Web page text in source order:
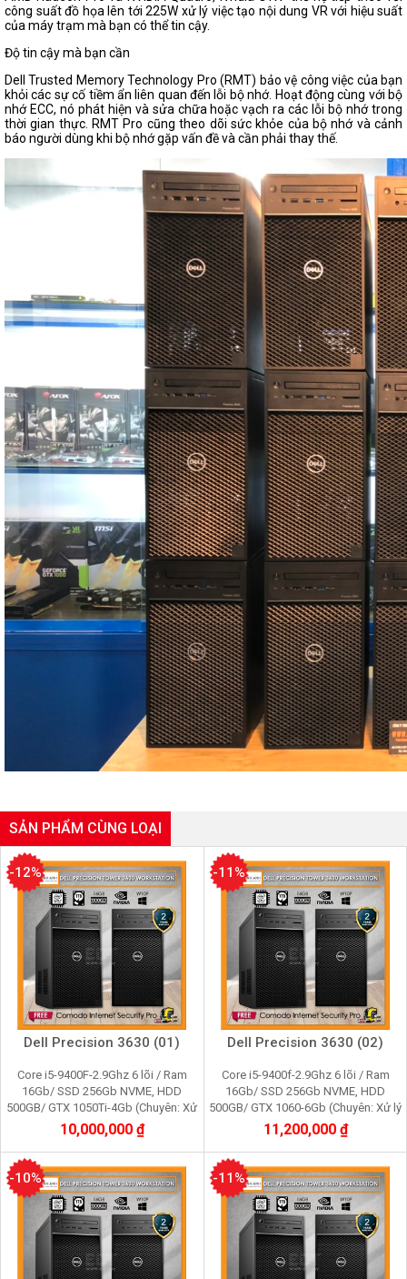
công suất đồ họa lên tới 225W xử lý việc tạo nội dung VR với hiệu suất
của máy trạm mà bạn có thể tin cậy.
Độ tin cậy mà bạn cần
Dell Trusted Memory Technology Pro (RMT) bảo vệ công việc của bạn
khỏi các sự cố tiềm ẩn liên quan đến lỗi bộ nhớ. Hoạt động cùng với bộ
nhớ ECC, nó phát hiện và sửa chữa hoặc vạch ra các lỗi bộ nhớ trong
thời gian thực. RMT Pro cũng theo dõi sức khỏe của bộ nhớ và cảnh
báo người dùng khi bộ nhớ gặp vấn đề và cần phải thay thế.
SẢN PHẨM CÙNG LOẠI
Dell Precision 3630 (01)
Core i5-9400F-2.9Ghz 6 lõi / Ram
16Gb/ SSD 256Gb NVME, HDD
500GB/ GTX 1050Ti-4Gb (Chuyên: Xử
lý đồ họa 3Dmax, photo shop, corel,
film 2K, cầy game)
10,000,000 ₫
-12%
Dell Precision 3630 (02)
Core i5-9400f-2.9Ghz 6 lõi / Ram
16Gb/ SSD 256Gb NVME, HDD
500GB/ GTX 1060-6Gb (Chuyên: Xử lý
đồ họa 3Dmax, photo shop, corel, film
2K, cầy game)
11,200,000 ₫
-11%
-10% -11%